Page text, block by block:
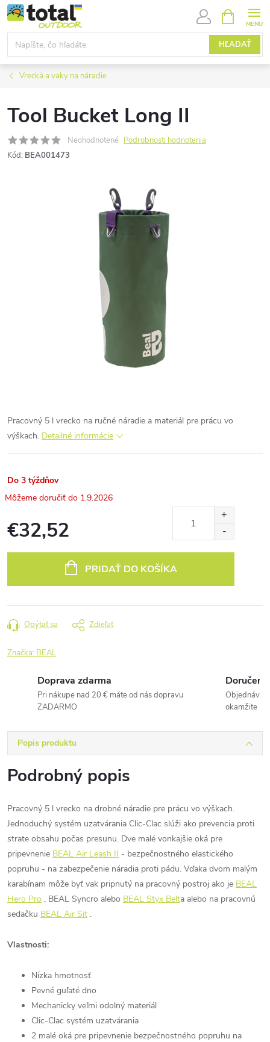
Prejsť
na
obsah
HĽADAŤ
KOŠÍK
Vrecká a vaky na náradie
Tool Bucket Long II
Neohodnotené Podrobnosti hodnotenia
Kód: BEA001473
Pracovný 5 l vrecko na ručné náradie a materiál pre prácu vo
výškach. Detailné informácie
Do 3 týždňov
1.9.2026
€32,52
PRIDAŤ DO KOŠÍKA
Opýtať sa Zdieľať
Značka: BEAL
Doprava zdarma
Pri nákupe nad 20 € máte od nás dopravu
ZADARMO
okamžite
Popis produktu
Podrobný popis
Pracovný 5 l vrecko na drobné náradie pre prácu vo výškach.
Jednoduchý systém uzatvárania Clic-Clac slúži ako prevencia proti
strate obsahu počas presunu. Dve malé vonkajšie oká pre
pripevnenie BEAL Air Leash II - bezpečnostného elastického
popruhu - na zabezpečenie náradia proti pádu. Vďaka dvom malým
karabínam môže byť vak pripnutý na pracovný postroj ako je BEAL
Hero Pro , BEAL Syncro alebo BEAL Styx Belta alebo na pracovnú
sedačku BEAL Air Sit .
Vlastnosti:
Nízka hmotnosť
Pevné guľaté dno
Mechanicky veľmi odolný materiál
Clic-Clac systém uzatvárania
2 malé oká pre pripevnenie bezpečnostného popruhu na